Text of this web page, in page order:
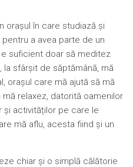
orașul în care studiază și
a avea parte de un
suficient doar să meditez
sfârșit de săptămână, mă
orașul care mă ajută să mă
relaxez, datorită oamenilor
și activităților pe care le
mă aflu, acesta fiind și un
chiar și o simplă călătorie